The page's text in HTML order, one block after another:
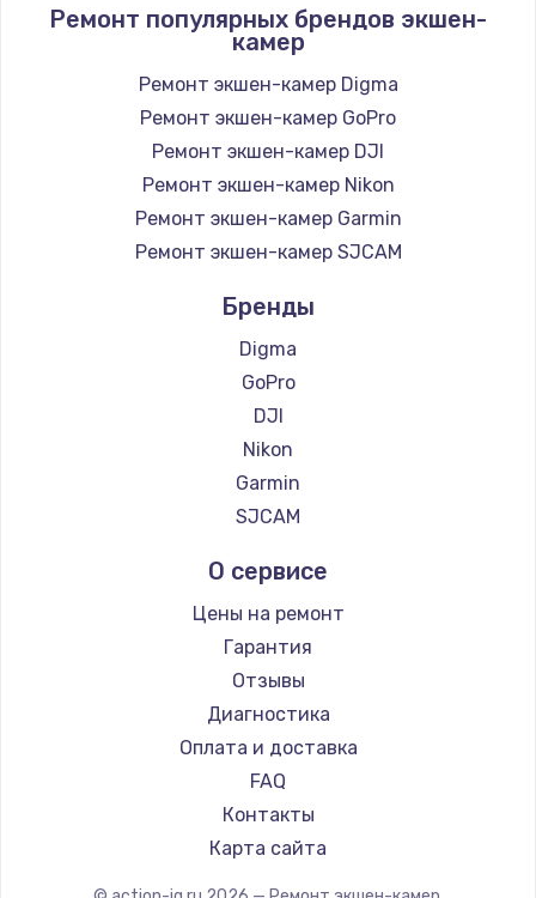
Замена HDMI
600 руб.
Заказать
Ремонт популярных брендов экшен-
камер
Ремонт экшен-камер Digma
Ремонт экшен-камер GoPro
Ремонт экшен-камер DJI
Ремонт экшен-камер Nikon
Ремонт экшен-камер Garmin
Ремонт экшен-камер SJCAM
Бренды
Digma
GoPro
DJI
Nikon
Garmin
SJCAM
О сервисе
Цены на ремонт
Гарантия
Отзывы
Диагностика
Оплата и доставка
FAQ
Контакты
Карта сайта